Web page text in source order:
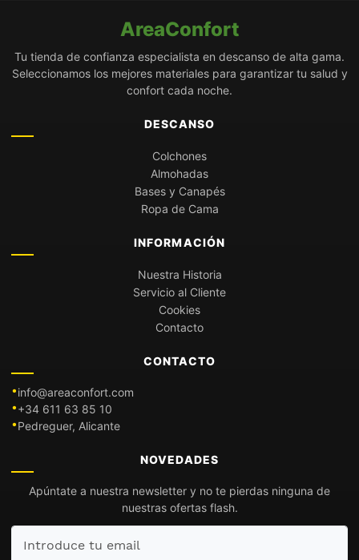
AreaConfort
Tu tienda de confianza especialista en descanso de alta gama.
Seleccionamos los mejores materiales para garantizar tu salud y
confort cada noche.
DESCANSO
Colchones
Almohadas
Bases y Canapés
Ropa de Cama
INFORMACIÓN
Nuestra Historia
Servicio al Cliente
Cookies
Contacto
CONTACTO
info@areaconfort.com
+34 611 63 85 10
Pedreguer, Alicante
NOVEDADES
Apúntate a nuestra newsletter y no te pierdas ninguna de
nuestras ofertas flash.
Introduce